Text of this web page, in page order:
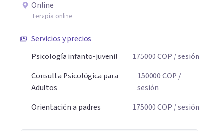
Online
Terapia online
Servicios y precios
Psicología infanto-juvenil
175000COP / sesión
Consulta Psicológica para
Adultos
150000COP /
sesión
Orientación a padres
175000COP / sesión